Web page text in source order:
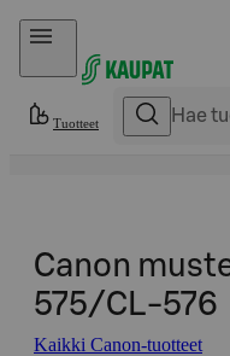
Hyppää sisältöön
Tuotteet
Canon
575/CL-576
Kaikki Canon-tuotteet